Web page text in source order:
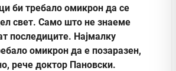
би требало омикрон да се
свет. Само што не знаеме
последиците. Најмалку
омикрон да е позаразен,
рече доктор Пановски.